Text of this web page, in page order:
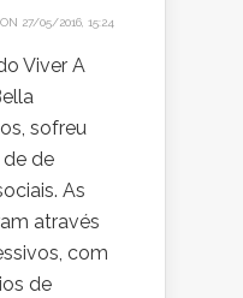
ON 27/05/2016, 15:24
Viver A
sofreu
de
As
através
com
de